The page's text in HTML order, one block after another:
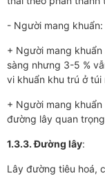
- Ngư­­ời mang khuẩn:
+ Ng­­ười mang khuẩn
sàng nhưng 3-5 %
vi khuẩn khu trú ở
+ Ng­­ười mang
đư­­ờng lây quan
1.3.3. Đư­­ờng lây:
Lây đ­­­ường tiêu hoá,